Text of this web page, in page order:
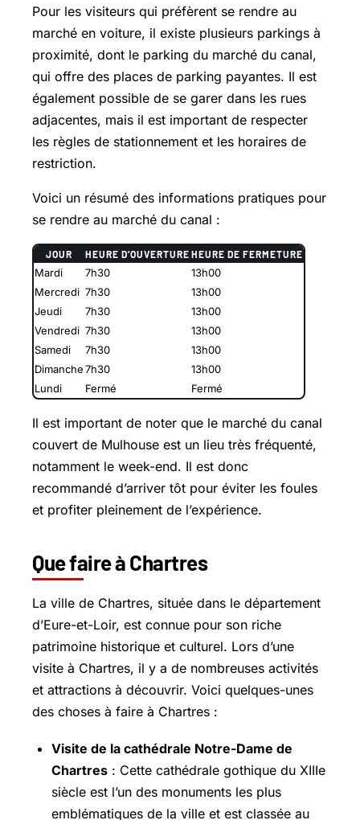
Pour les visiteurs qui préfèrent se rendre au
marché en voiture, il existe plusieurs parkings à
proximité, dont le parking du marché du canal,
qui offre des places de parking payantes. Il est
également possible de se garer dans les rues
adjacentes, mais il est important de respecter
les règles de stationnement et les horaires de
restriction.
Voici un résumé des informations pratiques pour
se rendre au marché du canal :
JOUR HEURE D’OUVERTURE HEURE DE FERMETURE
Mardi 7h30
13h00
Mercredi 7h30
13h00
Jeudi
7h30
13h00
Vendredi 7h30
13h00
Samedi
7h30
13h00
Dimanche7h30
13h00
Lundi
Fermé Fermé
Il est important de noter que le marché du canal
couvert de Mulhouse est un lieu très fréquenté,
notamment le week-end. Il est donc
recommandé d’arriver tôt pour éviter les foules
et profiter pleinement de l’expérience.
Que faire à Chartres
La ville de Chartres, située dans le département
d’Eure-et-Loir, est connue pour son riche
patrimoine historique et culturel. Lors d’une
visite à Chartres, il y a de nombreuses activités
et attractions à découvrir. Voici quelques-unes
des choses à faire à Chartres :
Visite de la cathédrale Notre-Dame de
Chartres : Cette cathédrale gothique du XIIIe
siècle est l’un des monuments les plus
emblématiques de la ville et est classée au